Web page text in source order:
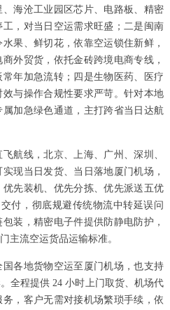
海沧工业园区芯片、电路板、精密
，对当日空运需求旺盛；二是闽南
果、鲜切花，依靠空运锁住新鲜，
外贸货，依托金砖跨境电商专线，
年加急流转；四是生物医药、医疗
与操作合规性要求严苛。针对本地
加急绿色通道，主打跨省当日达航
航线，北京、上海、广州、深圳、
现当日发货、当日落地厦门机场，
先装机、优先分拣、优先派送五优
付，彻底规避传统物流中转延误问
装，精密电子件提供防静电防护，
主流空运货品运输标准。
各地货物空运至厦门机场，也支持
全程提供 24 小时上门取货、机场代
，客户无需对接机场繁琐手续，依